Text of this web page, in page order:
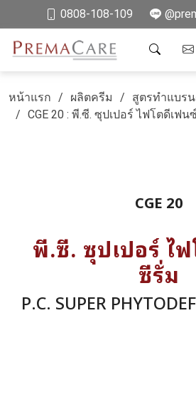
0808-108-109
หน้าแรก ผลิตครีม
สูตรทำแบร
CGE 20 : พี.ซี. ซุปเปอร์ ไฟโตดีเฟน
CGE 20
พี.ซี. ซุปเปอร์ ไ
ซีรั่ม
P.C. SUPER